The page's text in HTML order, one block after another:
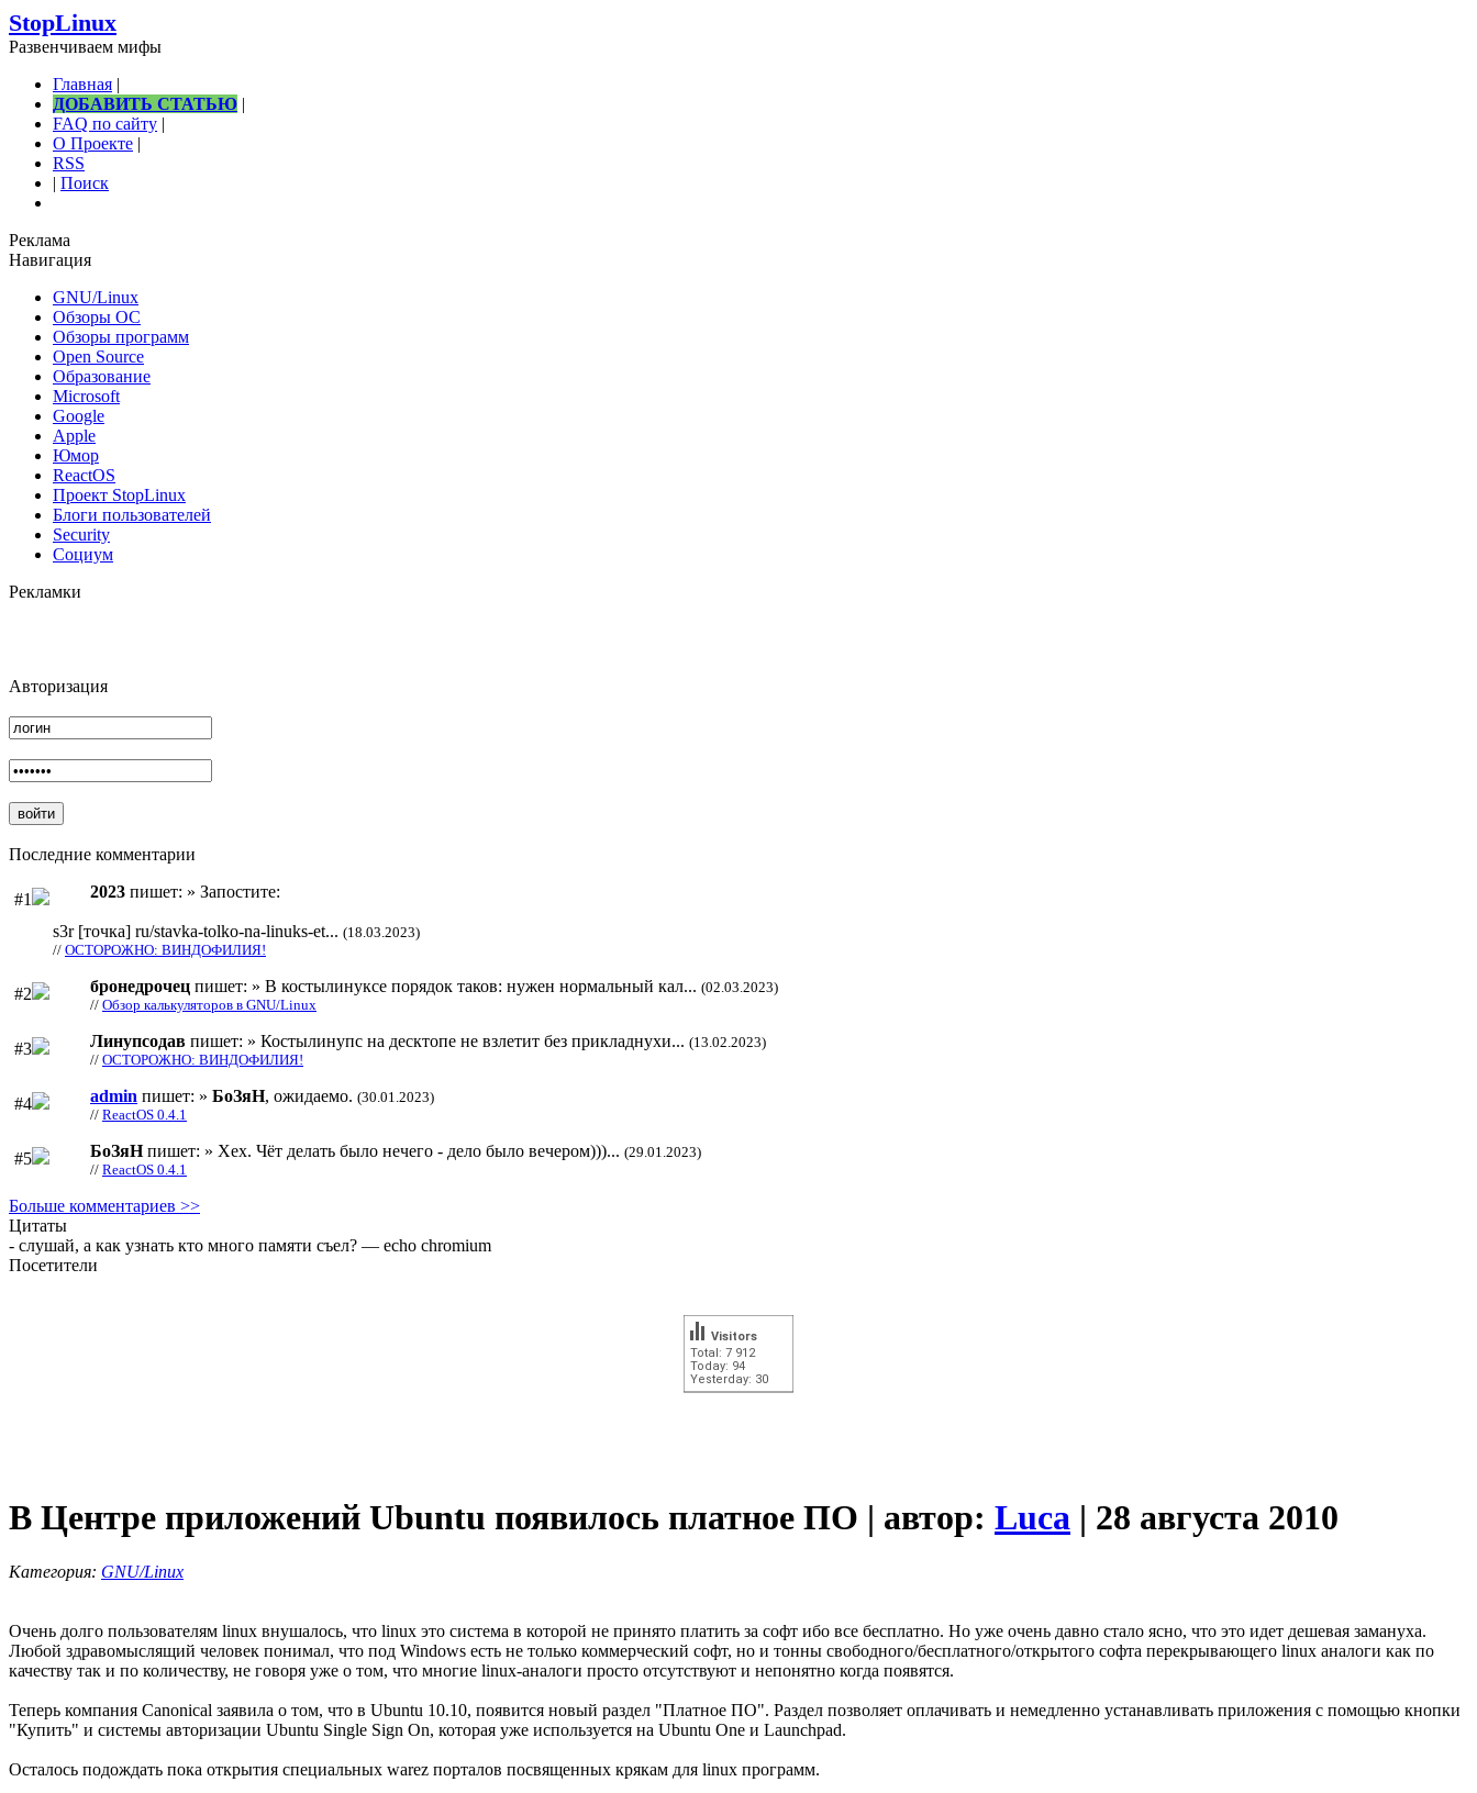
StopLinux
Развенчиваем мифы
Главная |
ДОБАВИТЬ СТАТЬЮ |
FAQ по сайту |
О Проекте |
RSS
| Поиск
Реклама
Навигация
GNU/Linux
Обзоры ОС
Обзоры программ
Open Source
Образование
Microsoft
Google
Apple
Юмор
ReactOS
Проект StopLinux
Блоги пользователей
Security
Социум
Рекламки
Авторизация
Последние комментарии
#1 2023 пишет: » Запостите:
s3r [точка] ru/stavka-tolko-na-linuks-et... (18.03.2023)
// ОСТОРОЖНО: ВИНДОФИЛИЯ!
#2 бронедрочец пишет: » В костылинуксе порядок таков: нужен нормальный кал... (02.03.2023)
// Обзор калькуляторов в GNU/Linux
#3 Линупсодав пишет: » Костылинупс на десктопе не взлетит без прикладнухи... (13.02.2023)
// ОСТОРОЖНО: ВИНДОФИЛИЯ!
#4 admin пишет: » БоЗяН, ожидаемо. (30.01.2023)
// ReactOS 0.4.1
#5 БоЗяНпишет: » Хех. Чёт делать было нечего - дело было вечером)))... (29.01.2023)
// ReactOS 0.4.1
Больше комментариев >>
Цитаты
- слушай, а как узнать кто много памяти съел? — echo chromium
Посетители
Total: 7 912
Today: 94
Yesterday: 30
Visitors
В Центре приложений Ubuntu появилось платное ПО | автор: Luca | 28 августа 2010
Категория: GNU/Linux
Очень долго пользователям linux внушалось, что linux это система в которой не принято платить за софт ибо все бесплатно. Но уже очень давно стало ясно, что это идет дешевая замануха.
Любой здравомыслящий человек понимал, что под Windows есть не только коммерческий софт, но и тонны свободного/бесплатного/открытого софта перекрывающего linux аналоги как по
качеству так и по количеству, не говоря уже о том, что многие linux-аналоги просто отсутствуют и непонятно когда появятся.
Теперь компания Canonical заявила о том, что в Ubuntu 10.10, появится новый раздел "Платное ПО". Раздел позволяет оплачивать и немедленно устанавливать приложения с помощью кнопки
"Купить" и системы авторизации Ubuntu Single Sign On, которая уже используется на Ubuntu One и Launchpad.
Осталось подождать пока открытия специальных warez порталов посвященных крякам для linux программ.